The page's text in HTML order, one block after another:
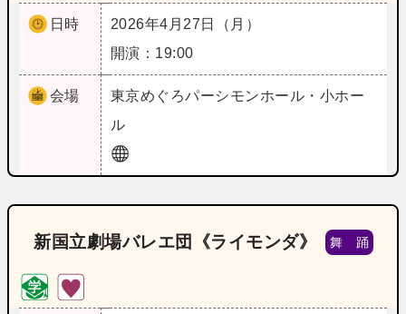
日時
2026年4月27日（月）
開演：19:00
会場 東京めぐろパーシモンホール・小ホー
ル
新国立劇場バレエ団《ライモンダ》 舞 踊